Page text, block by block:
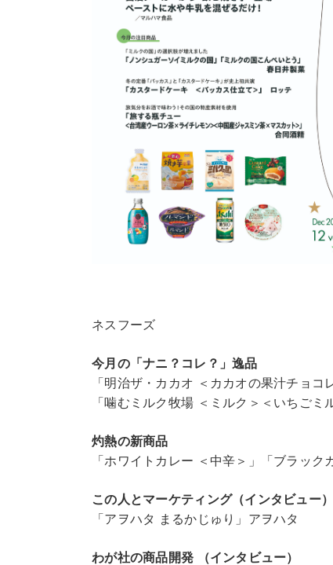
ネスフーズ
今月の「ナニ？コレ？」逸品
「明治ザ・カカオ ＜カカオの果汁チョコ
「噛むミルク牧場 ＜ミルク＞＜いちごミ
灼熱の新商品
「ホワイトカレー ＜中辛＞」「ブラック
この人とマーケティング（インタビュー）
「アヲハタ まるかじゅり」アヲハタ
わが社の商品開発 （インタビュー）